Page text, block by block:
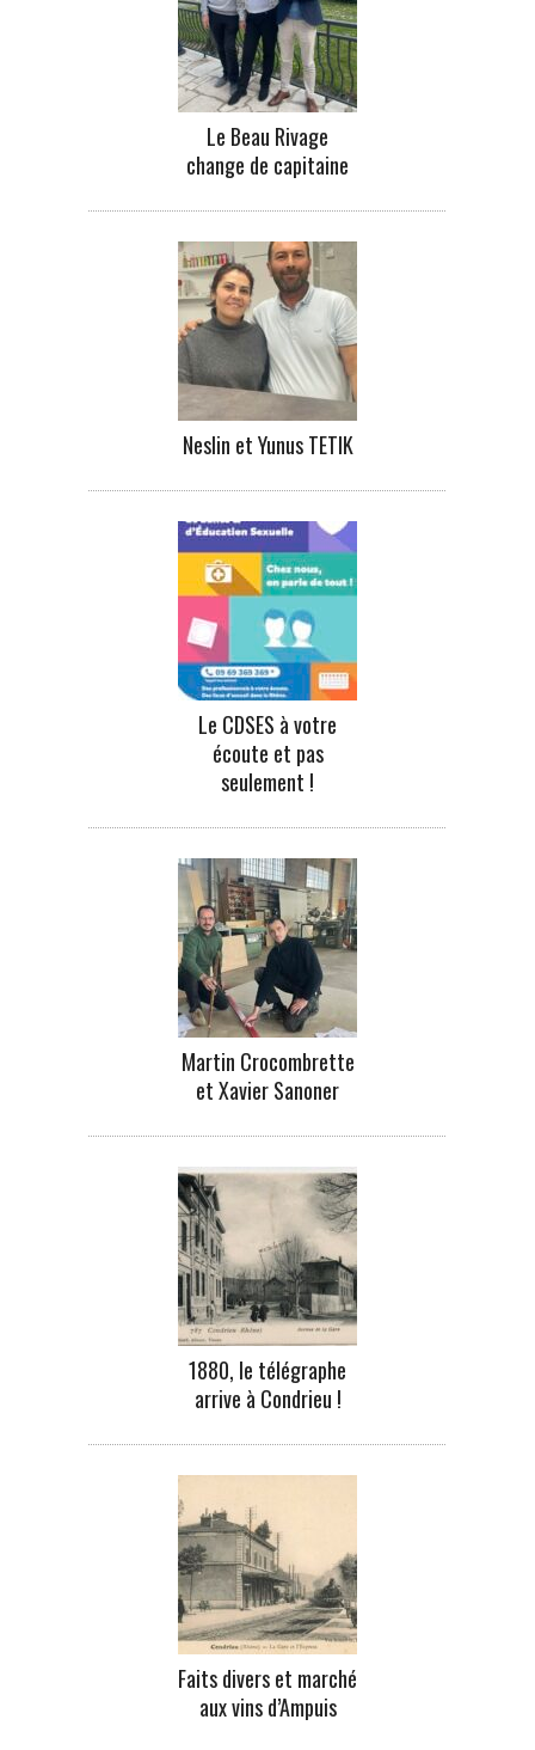
Le Beau Rivage
change de capitaine
Neslin et Yunus TETIK
Le CDSES à votre
écoute et pas
seulement !
Martin Crocombrette
et Xavier Sanoner
1880, le télégraphe
arrive à Condrieu !
Faits divers et marché
aux vins d’Ampuis